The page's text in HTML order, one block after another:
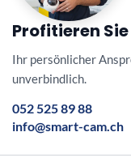
Profitieren
Ihr persönlicher
unverbindlich.
052 525 89 88
info@smart-cam.ch